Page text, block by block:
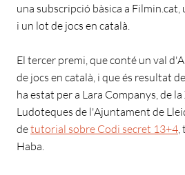
una subscripció bàsica a Filmin.cat,
i un lot de jocs en català.
El tercer premi, que conté un val
de jocs en català, i que és resultat
ha estat per a Lara Companys, de
Ludoteques de l'Ajuntament de
detutorial sobre Codi secret 13+4
Haba.